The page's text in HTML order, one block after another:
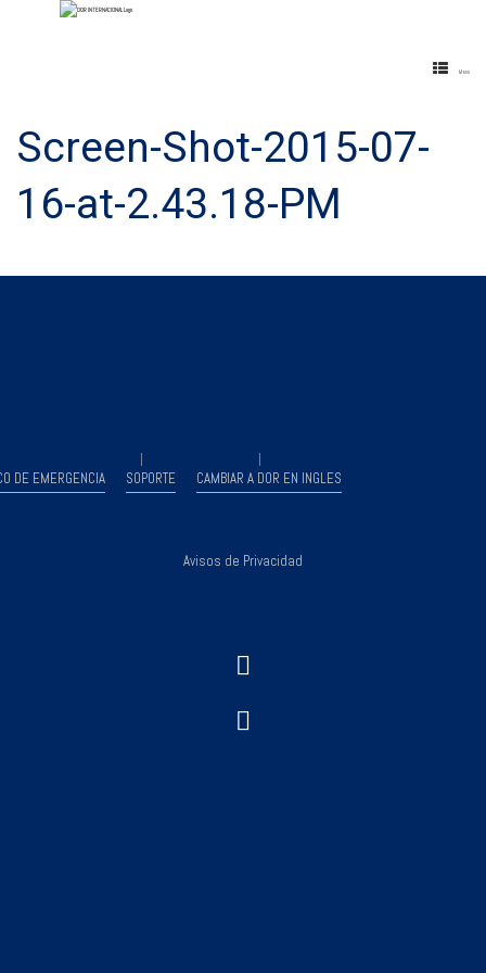
Menu
Screen-Shot-2015-07-
16-at-2.43.18-PM
DE EMERGENCIA SOPORTE CAMBIAR A DOR EN INGLES
Avisos de Privacidad